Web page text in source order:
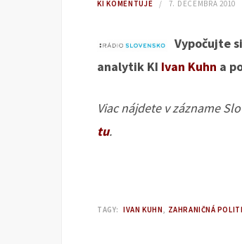
KI KOMENTUJE 7. DECEMBRA 2010
Vypočujte
analytik KI Ivan Kuhn a
Viac nájdete v zázname
tu.
TAGY: IVAN KUHN ZAHRANIČNÁ